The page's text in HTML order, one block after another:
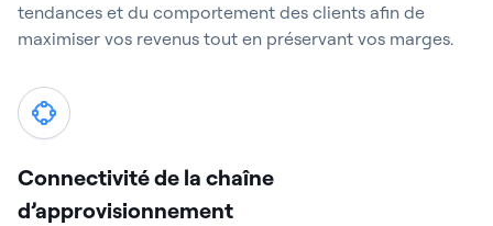
tendances et du comportement des clients afin de
maximiser vos revenus tout en préservant vos marges.
Connectivité de la chaîne
d’approvisionnement